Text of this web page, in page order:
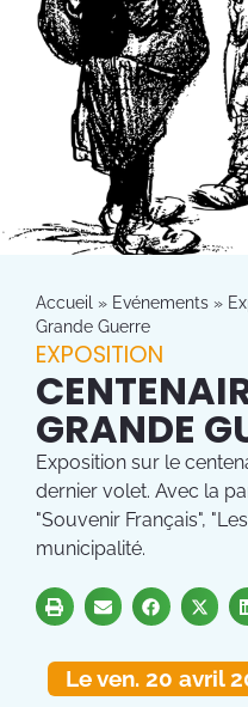
Accueil » Evénements »
Grande Guerre
EXPOSITION
GRANDE
Exposition sur le
dernier volet. Avec la
"Souvenir Français",
municipalité.
Le ven. 20 avril